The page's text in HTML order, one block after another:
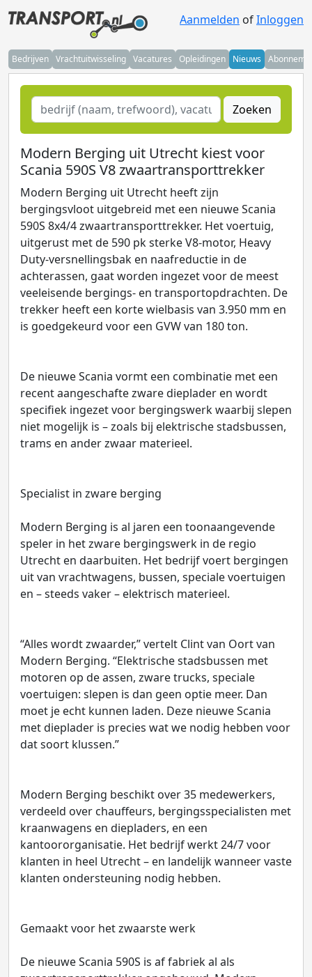
Aanmelden ofInloggen
Bedrijven Vrachtuitwisseling Vacatures Opleidingen Nieuws
Zoeken
Modern Berging uit Utrecht kiest voor
Scania 590S V8 zwaartransporttrekker
Modern Berging uit Utrecht heeft zijn
bergingsvloot uitgebreid met een nieuwe Scania
590S 8x4/4 zwaartransporttrekker. Het voertuig,
uitgerust met de 590 pk sterke V8-motor, Heavy
Duty-versnellingsbak en naafreductie in de
achterassen, gaat worden ingezet voor de meest
veeleisende bergings- en transportopdrachten. De
trekker heeft een korte wielbasis van 3.950 mm en
is goedgekeurd voor een GVW van 180 ton.
De nieuwe Scania vormt een combinatie met een
recent aangeschafte zware dieplader en wordt
specifiek ingezet voor bergingswerk waarbij slepen
niet mogelijk is – zoals bij elektrische stadsbussen,
trams en ander zwaar materieel.
Specialist in zware berging
Modern Berging is al jaren een toonaangevende
speler in het zware bergingswerk in de regio
Utrecht en daarbuiten. Het bedrijf voert bergingen
uit van vrachtwagens, bussen, speciale voertuigen
en – steeds vaker – elektrisch materieel.
“Alles wordt zwaarder,” vertelt Clint van Oort van
Modern Berging. “Elektrische stadsbussen met
motoren op de assen, zware trucks, speciale
voertuigen: slepen is dan geen optie meer. Dan
moet je echt kunnen laden. Deze nieuwe Scania
met dieplader is precies wat we nodig hebben voor
dat soort klussen.”
Modern Berging beschikt over 35 medewerkers,
verdeeld over chauffeurs, bergingsspecialisten met
kraanwagens en diepladers, en een
kantoororganisatie. Het bedrijf werkt 24/7 voor
klanten in heel Utrecht – en landelijk wanneer vaste
klanten ondersteuning nodig hebben.
Gemaakt voor het zwaarste werk
De nieuwe Scania 590S is af fabriek al als